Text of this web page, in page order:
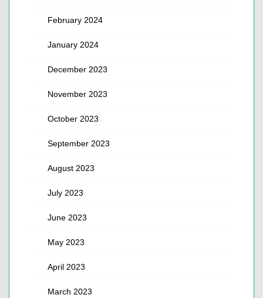
February 2024
January 2024
December 2023
November 2023
October 2023
September 2023
August 2023
July 2023
June 2023
May 2023
April 2023
March 2023